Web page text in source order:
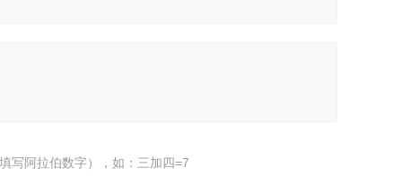
写阿拉伯数字），如：三加四=7